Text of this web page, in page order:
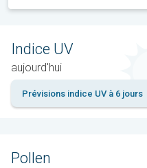
Indice UV
aujourd'hui
Prévisions indice UV à 6 jours
Pollen